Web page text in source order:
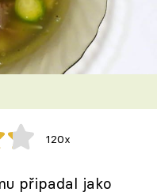
120x
připadal jako